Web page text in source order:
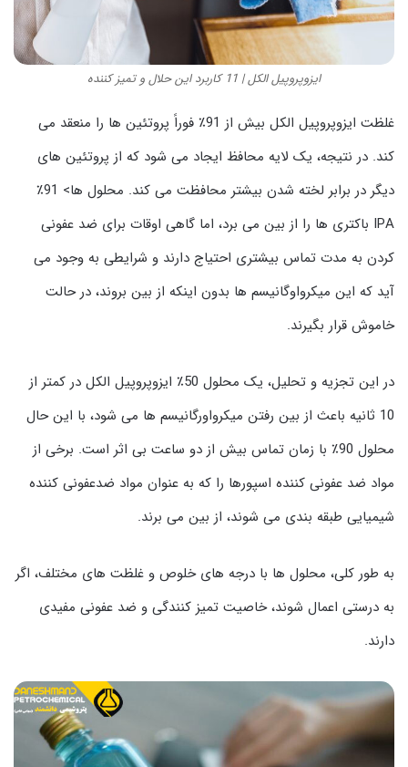
ایزوپروپیل الکل | 11 کاربرد این حلال و تمیز کننده
غلظت ایزوپروپیل الکل بیش از 91٪ فوراً پروتئین ها را منعقد می
کند. در نتیجه، یک لایه محافظ ایجاد می شود که از پروتئین های
دیگر در برابر لخته شدن بیشتر محافظت می کند. محلول ها> 91٪
IPA باکتری ها را از بین می برد، اما گاهی اوقات برای ضد عفونی
کردن به مدت تماس بیشتری احتیاج دارند و شرایطی به وجود می
آید که این میکرواوگانیسم ها بدون اینکه از بین بروند، در حالت
خاموش قرار بگیرند.
در این تجزیه و تحلیل، یک محلول 50٪ ایزوپروپیل الکل در کمتر از
10 ثانیه باعث از بین رفتن میکرواورگانیسم ها می شود، با این حال
محلول 90٪ با زمان تماس بیش از دو ساعت بی اثر است. برخی از
مواد ضد عفونی کننده اسپورها را که به عنوان مواد ضدعفونی کننده
شیمیایی طبقه بندی می شوند، از بین می برند.
به طور کلی، محلول ها با درجه های خلوص و غلظت های مختلف، اگر
به درستی اعمال شوند، خاصیت تمیز کنندگی و ضد عفونی مفیدی
دارند.